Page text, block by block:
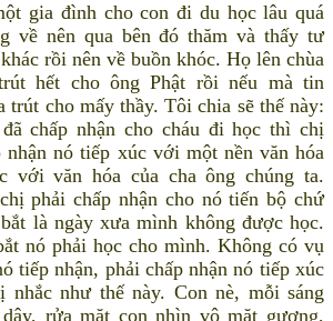
gia đình cho con đi du học lâu quá
về nên qua bên đó thăm và thấy tư
rồi nên về buồn khóc. Họ lên chùa
hết cho ông Phật rồi nếu mà tin
trút cho mấy thầy. Tôi chia sẽ thế này:
chấp nhận cho cháu đi học thì chị
nhận nó tiếp xúc với một nền văn hóa
với văn hóa của cha ông chúng ta.
phải chấp nhận cho nó tiến bộ chứ
là ngày xưa mình không được học.
nó phải học cho mình. Không có vụ
tiếp nhận, phải chấp nhận nó tiếp xúc
nhắc như thế này. Con nè, mỗi sáng
rửa mặt con nhìn vô mặt gương,